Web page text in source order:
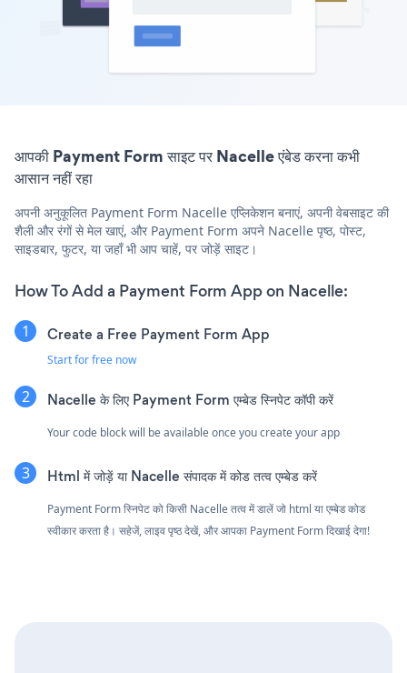
आपकी Payment Form साइट पर Nacelle एंबेड करना कभी
आसान नहीं रहा
अपनी अनुकूलित Payment Form Nacelle एप्लिकेशन बनाएं, अपनी वेबसाइट की
शैली और रंगों से मेल खाएं, और Payment Form अपने Nacelle पृष्ठ, पोस्ट,
साइडबार, फुटर, या जहाँ भी आप चाहें, पर जोड़ें साइट।
How To Add a Payment Form App on Nacelle:
Create a Free Payment Form App
Start for free now
Nacelle के लिए Payment Form एम्बेड स्निपेट कॉपी करें
Your code block will be available once you create your app
Html में जोड़ें या Nacelle संपादक में कोड तत्व एम्बेड करें
Payment Form स्निपेट को किसी Nacelle तत्व में डालें जो html या एम्बेड कोड
स्वीकार करता है। सहेजें, लाइव पृष्ठ देखें, और आपका Payment Form दिखाई देगा!